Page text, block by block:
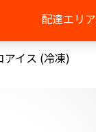
配達エリア
アイス (冷凍)